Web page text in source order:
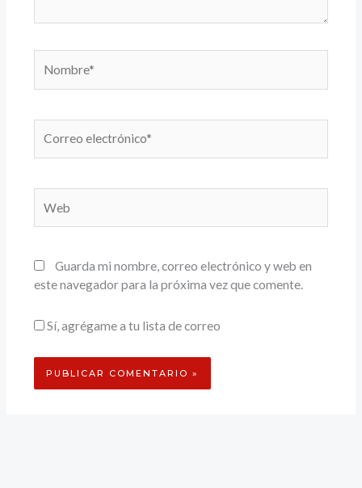
electrónico*
Guarda mi nombre, correo electrónico y web en
este navegador para la próxima vez que comente.
Sí, agrégame a tu lista de correo